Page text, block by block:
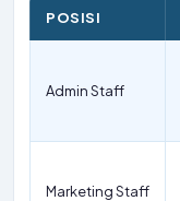
POSISI
Admin Staff
Marketing Staff